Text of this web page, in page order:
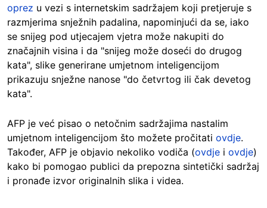
oprez u vezi s internetskim sadržajem koji pretjeruje s
razmjerima snježnih padalina, napominjući da se, iako
se snijeg pod utjecajem vjetra može nakupiti do
značajnih visina i da "snijeg može doseći do drugog
kata", slike generirane umjetnom inteligencijom
prikazuju snježne nanose "do četvrtog ili čak devetog
kata".
AFP je već pisao o netočnim sadržajima nastalim
umjetnom inteligencijom što možete pročitati ovdje.
Također, AFP je objavio nekoliko vodiča (ovdje i ovdje)
kako bi pomogao publici da prepozna sintetički sadržaj
i pronađe izvor originalnih slika i videa.